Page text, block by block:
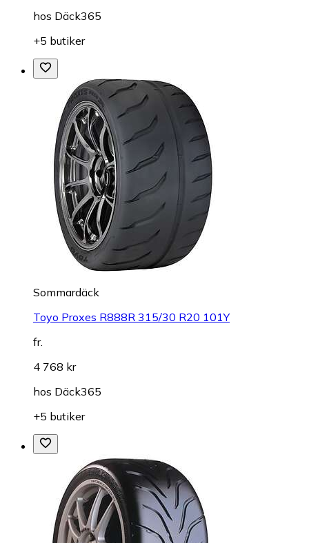
hos Däck365
+5 butiker
Sommardäck
Toyo Proxes R888R 315/30 R20 101Y
fr.
4 768 kr
hos Däck365
+5 butiker